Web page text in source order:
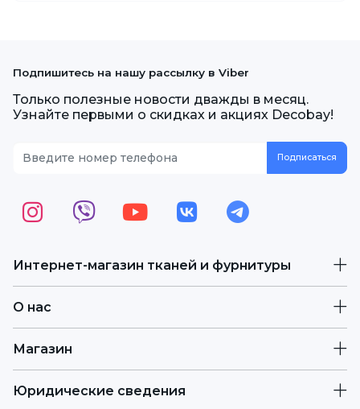
Интернет-магазин тканей и фурнитуры
О нас
Магазин
Юридические сведения
Подпишитесь на нашу рассылку в Viber
Только полезные новости дважды в месяц.
Узнайте первыми о скидках и акциях Decobay!